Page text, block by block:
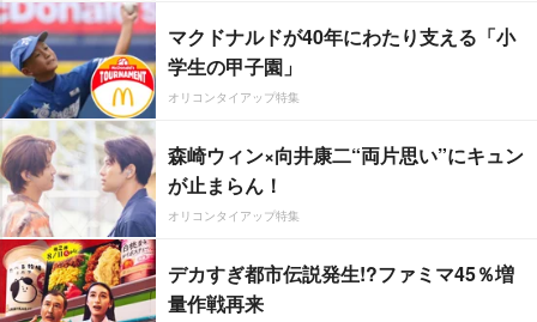
マクドナルドが40年にわたり支える「小
学生の甲子園」
オリコンタイアップ特集
森崎ウィン×向井康二“両片思い”にキュン
が止まらん！
オリコンタイアップ特集
デカすぎ都市伝説発生!?ファミマ45％増
量作戦再来